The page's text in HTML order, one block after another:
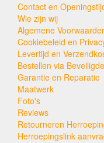
Contact en
Wie zijn wij
Algemene
Cookiebeleid en
Levertijd en
Bestellen via
Garantie en Reparatie
Maatwerk
Foto's
Reviews
Retourneren
Herroepingslink